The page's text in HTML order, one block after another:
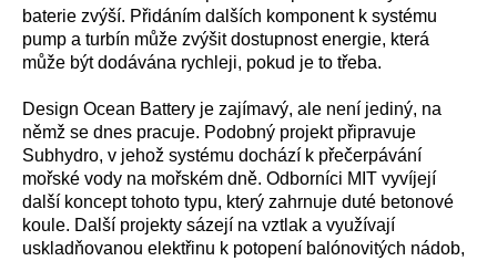
baterie zvýší. Přidáním dalších komponent k systému
pump a turbín může zvýšit dostupnost energie, která
může být dodávána rychleji, pokud je to třeba.
Design Ocean Battery je zajímavý, ale není jediný, na
němž se dnes pracuje. Podobný projekt připravuje
Subhydro, v jehož systému dochází k přečerpávání
mořské vody na mořském dně. Odborníci MIT vyvíjejí
další koncept tohoto typu, který zahrnuje duté betonové
koule. Další projekty sázejí na vztlak a využívají
uskladňovanou elektřinu k potopení balónovitých nádob,